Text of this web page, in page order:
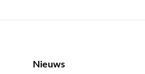
Nieuws